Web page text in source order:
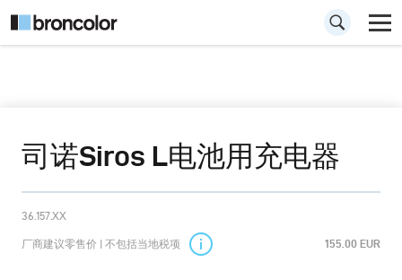
司诺Siros L电池用充电器
36.157.XX
厂商建议零售价 | 不包括当地税项 155.00 EUR